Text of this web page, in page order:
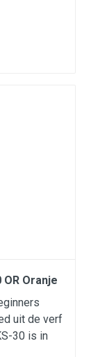
Oranje
uit de verf
30 is in